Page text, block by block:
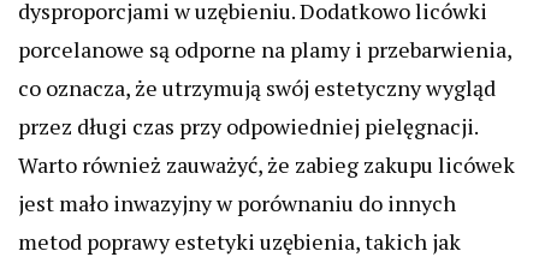
dysproporcjami w uzębieniu. Dodatkowo licówki
porcelanowe są odporne na plamy i przebarwienia,
co oznacza, że utrzymują swój estetyczny wygląd
przez długi czas przy odpowiedniej pielęgnacji.
Warto również zauważyć, że zabieg zakupu licówek
jest mało inwazyjny w porównaniu do innych
metod poprawy estetyki uzębienia, takich jak